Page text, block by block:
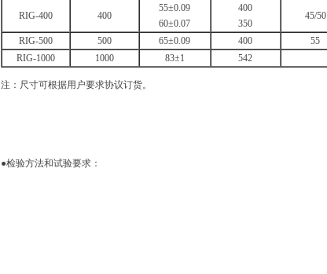
RIG-400 400
55±0.09
60±0.07
400
350
45/50
RIG-500 500 65±0.09 400 55
RIG-1000
1000 83±1 542
注：尺寸可根据用户要求协议订货。
●检验方法和试验要求：